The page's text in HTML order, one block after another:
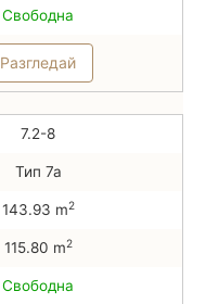
Свободна
Разгледай
7.2-8
Тип 7а
143.93 m2
115.80 m2
Свободна